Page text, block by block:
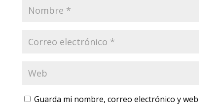
Guarda mi nombre, correo electrónico y web